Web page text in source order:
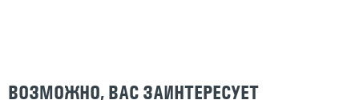
ВОЗМОЖНО, ВАС ЗАИНТЕРЕСУЕТ